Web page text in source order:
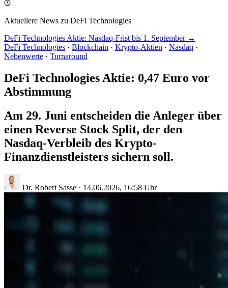
Aktuellere News zu DeFi Technologies
DeFi Technologies Aktie: Nasdaq-Frist bis 1. September →
DeFi Technologies · Blockchain · Krypto-Aktien · Nasdaq ·
Nebenwerte · Turnaround
DeFi Technologies Aktie: 0,47 Euro vor
Abstimmung
Am 29. Juni entscheiden die Anleger über
einen Reverse Stock Split, der den
Nasdaq-Verbleib des Krypto-
Finanzdienstleisters sichern soll.
Dr. Robert Sasse · 14.06.2026, 16:58 Uhr